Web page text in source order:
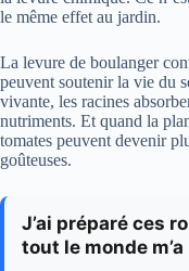
le même effet au jardin.
La levure de boulanger
peuvent soutenir la vie du
vivante, les racines
nutriments. Et quand la
tomates peuvent devenir
goûteuses.
J’ai préparé ces
tout le monde